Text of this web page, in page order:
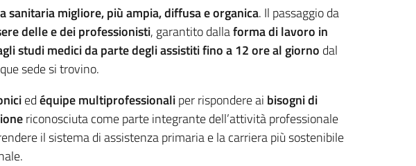
sanitaria migliore, più ampia, diffusa e organica. Il passaggio da
delle e dei professionisti, garantito dallaforma di lavoro in
studi medici da parte degli assistiti fino a 12 ore al giorno dal
sede si trovino.
edéquipe multiprofessionaliper rispondere ai bisogni di
riconosciuta come parte integrante dell’attività professionale
il sistema di assistenza primaria e la carriera più sostenibile